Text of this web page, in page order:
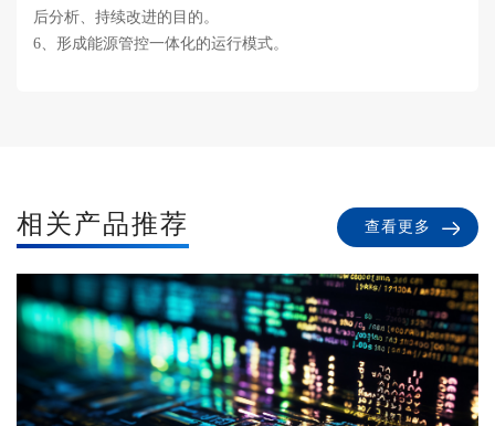
后分析、持续改进的目的。
6、形成能源管控一体化的运行模式。
相关产品推荐 查看更多